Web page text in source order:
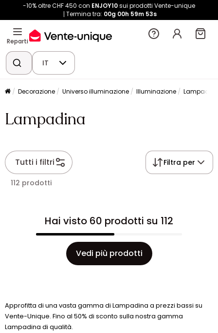
-10% oltre CHF 450 con ENJOY10sui prodotti Vente-unique
Termina tra: 00g 00h 59m 53s
Reparti
IT
Decorazione Universo illuminazione Illuminazione
Lampadina
Tutti i filtri Filtra per
112 prodotti
Hai visto 60 prodotti su 112
Vedi più prodotti
Approfitta di una vasta gamma di Lampadina a prezzi bassi su
Vente-Unique. Fino al 50% di sconto sulla nostra gamma
Lampadina di qualità.